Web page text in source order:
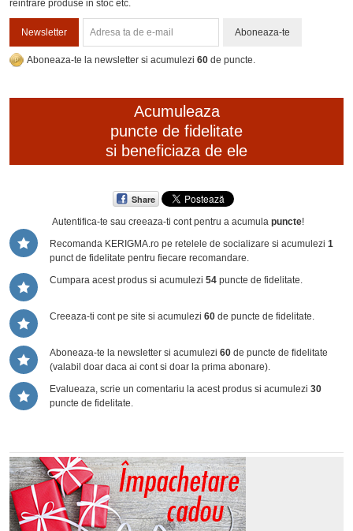
reintrare produse in stoc etc.
Newsletter Aboneaza-te
Aboneaza-te la newsletter si acumulezi 60 de puncte.
Acumuleaza
puncte de fidelitate
si beneficiaza de ele
Share
Autentifica-te sau creeaza-ti contpentru a acumula puncte!
Recomanda KERIGMA.ro pe retelele de socializare si acumulezi 1
punct de fidelitate pentru fiecare recomandare.
Cumpara acest produs si acumulezi 54 puncte de fidelitate.
Creeaza-ti cont pe site si acumulezi 60 de puncte de fidelitate.
Aboneaza-te la newsletter si acumulezi 60 de puncte de fidelitate
(valabil doar daca ai cont si doar la prima abonare).
Evalueaza, scrie un comentariu la acest produs si acumulezi 30
puncte de fidelitate.